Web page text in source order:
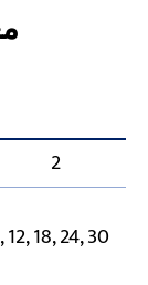
2
12, 18, 24, 30